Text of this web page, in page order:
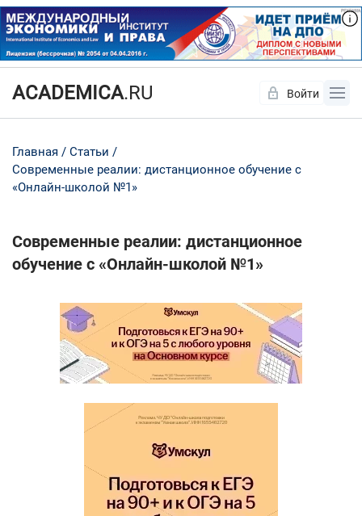
ACADEMICA.RU Войти
Главная
Статьи
Современные реалии: дистанционное обучение с
«Онлайн-школой №1»
Современные реалии: дистанционное
обучение с «Онлайн-школой №1»
Да Нет